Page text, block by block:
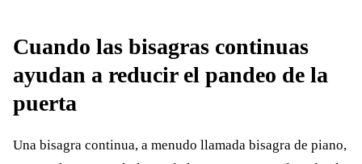
Cuando las bisagras continuas
ayudan a reducir el pandeo de la
puerta
Una bisagra continua, a menudo llamada bisagra de piano,